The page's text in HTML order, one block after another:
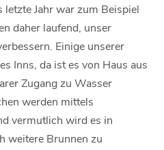
Jahr war zum Beispiel
daher laufend, unser
Einige unserer
Inns, da ist es von Haus aus
Zugang zu Wasser
werden mittels
vermutlich wird es in
weitere Brunnen zu